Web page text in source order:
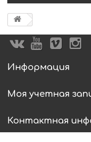
Информация
Моя учетная
Контактная